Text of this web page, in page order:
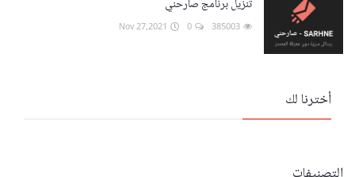
تنزيل برنامج صارحني
أخترنا لك